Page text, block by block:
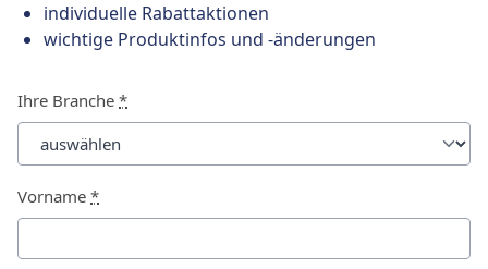
individuelle Rabattaktionen
wichtige Produktinfos und -änderungen
Ihre Branche *
Vorname *